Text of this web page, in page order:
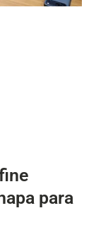
para